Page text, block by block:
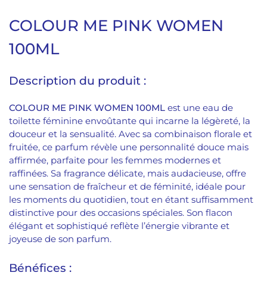
COLOUR ME PINK WOMEN
100ML
Description du produit :
COLOUR ME PINK WOMEN 100ML est une eau de
toilette féminine envoûtante qui incarne la légèreté, la
douceur et la sensualité. Avec sa combinaison florale et
fruitée, ce parfum révèle une personnalité douce mais
affirmée, parfaite pour les femmes modernes et
raffinées. Sa fragrance délicate, mais audacieuse, offre
une sensation de fraîcheur et de féminité, idéale pour
les moments du quotidien, tout en étant suffisamment
distinctive pour des occasions spéciales. Son flacon
élégant et sophistiqué reflète l’énergie vibrante et
joyeuse de son parfum.
Bénéfices :